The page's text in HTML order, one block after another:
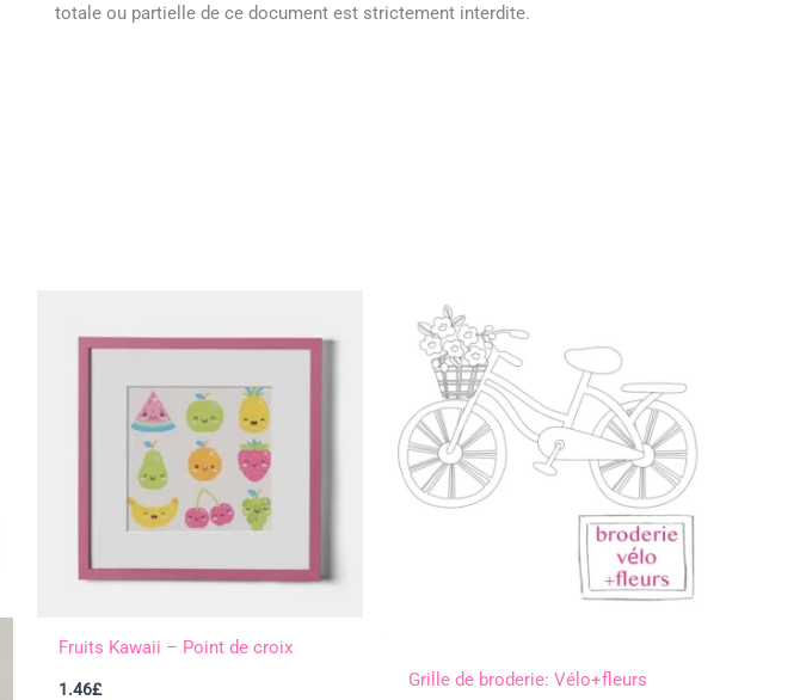
totale ou partielle de ce document est strictement interdite.
Fruits Kawaii – Point de croix
1.46£ Grille de broderie: Vélo+fleurs